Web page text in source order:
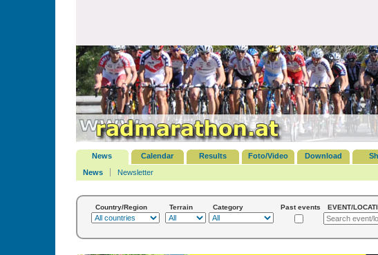
News Calendar Results Foto/Video Download
News
Newsletter
Country/Region Terrain Category Past events EVENT/